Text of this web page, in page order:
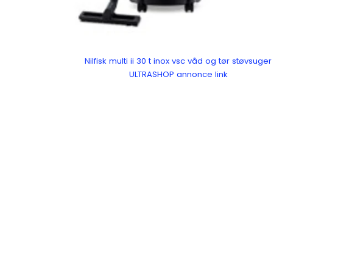
Nilfisk multi ii 30 t inox vsc våd og tør støvsuger
ULTRASHOP annonce link